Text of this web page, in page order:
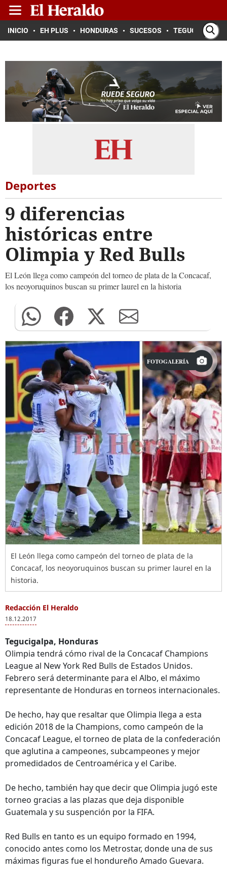
INICIO EH PLUS HONDURAS SUCESOS TEGUCIGALPA
Deportes
9 diferencias
históricas entre
Olimpia y Red Bulls
El León llega como campeón del torneo de plata de la Concacaf,
los neoyoruquinos buscan su primer laurel en la historia
FOTOGALERÍA
El León llega como campeón del torneo de plata de la
Concacaf, los neoyoruquinos buscan su primer laurel en la
historia.
Redacción El Heraldo
18.12.2017
Tegucigalpa, Honduras
Olimpia tendrá cómo rival de la Concacaf Champions
League al New York Red Bulls de Estados Unidos.
Febrero será determinante para el Albo, el máximo
representante de Honduras en torneos internacionales.
De hecho, hay que resaltar que Olimpia llega a esta
edición 2018 de la Champions, como campeón de la
Concacaf League, el torneo de plata de la confederación
que aglutina a campeones, subcampeones y mejor
promedidados de Centroamérica y el Caribe.
De hecho, también hay que decir que Olimpia jugó este
torneo gracias a las plazas que deja disponible
Guatemala y su suspención por la FIFA.
Red Bulls en tanto es un equipo formado en 1994,
conocido antes como los Metrostar, donde una de sus
máximas figuras fue el hondureño Amado Guevara.